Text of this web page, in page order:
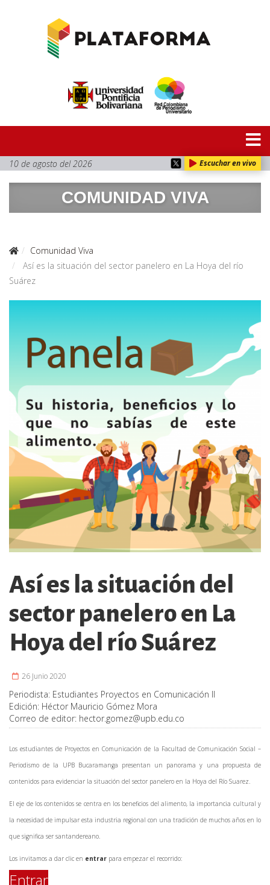
10 de agosto del 2026 Escuchar en vivo
COMUNIDAD VIVA
Comunidad Viva
Así es la situación del sector panelero en La Hoya del río
Suárez
Así es la situación del
sector panelero en La
Hoya del río Suárez
26 Junio 2020
Periodista: Estudiantes Proyectos en Comunicación II
Edición: Héctor Mauricio Gómez Mora
Correo de editor: hector.gomez@upb.edu.co
Los estudiantes de Proyectos en Comunicación de la Facultad de Comunicación Social –
Periodismo de la UPB Bucaramanga presentan un panorama y una propuesta de
contenidos para evidenciar la situación del sector panelero en la Hoya del Río Suarez.
El eje de los contenidos se centra en los beneficios del alimento, la importancia cultural y
la necesidad de impulsar esta industria regional con una tradición de muchos años en lo
que significa ser santandereano.
Los invitamos a dar clic en entrar para empezar el recorrido:
Entrar